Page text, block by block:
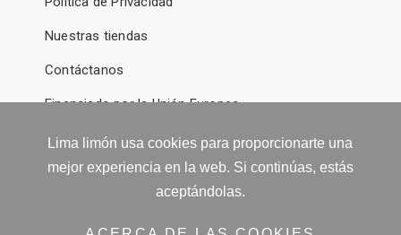
Nuestras tiendas
Contáctanos
Financiado por la Unión Europea -
Lima limón usa cookies para proporcionarte una
mejor experiencia en la web. Si continúas, estás
aceptándolas.